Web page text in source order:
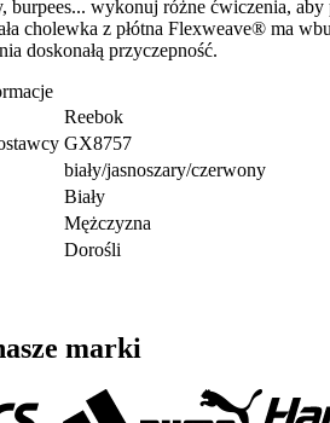
burpees... wykonuj różne ćwiczenia,
cholewka z płótna Flexweave® ma
doskonałą przyczepność.
Reebok
GX8757
biały/jasnoszary/czerwony
Biały
Mężczyzna
Dorośli
marki